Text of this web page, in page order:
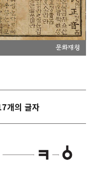
문화재청
개의 글자